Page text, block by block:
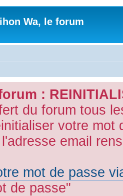
Wa, le forum
:
du forum tous
votre mot
email
mot de passe
de passe"